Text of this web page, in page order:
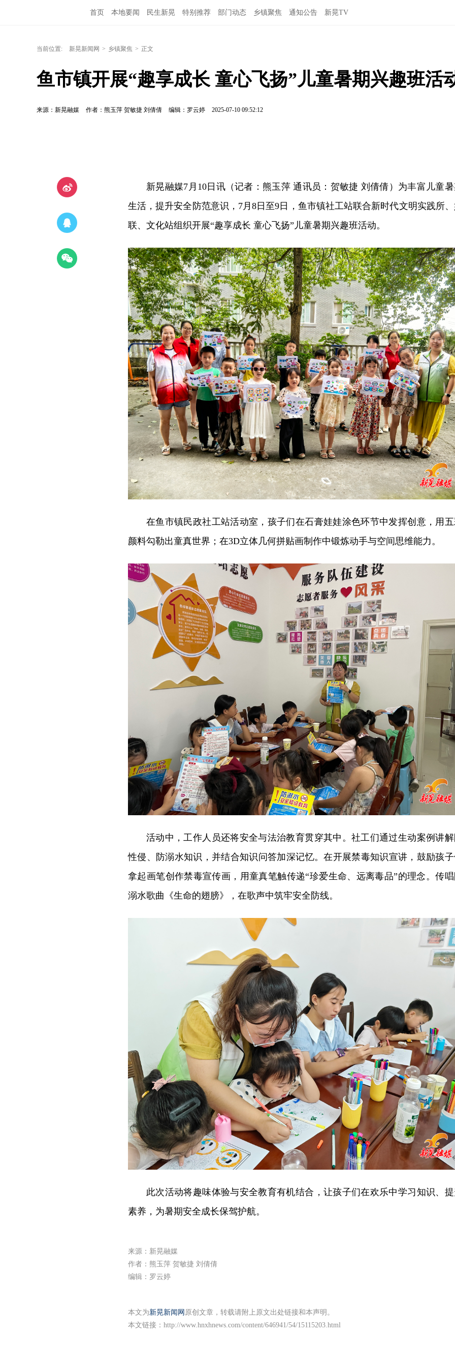
首页 本地要闻 民生新晃 特别推荐 部门动态 乡镇聚焦 通知公告 新晃TV
当前位置: 新晃新闻网 > 乡镇聚焦 > 正文
鱼市镇开展“趣享成长 童心飞扬”儿童暑期兴趣班活
来源：新晃融媒 作者：熊玉萍 贺敏捷 刘倩倩 编辑：罗云婷 2025-07-10 09:52:12
新晃融媒7月10日讯（记者：熊玉萍 通讯员：贺敏捷 刘倩倩）为丰富儿童
生活，提升安全防范意识，7月8日至9日，鱼市镇社工站联合新时代文明实践所
联、文化站组织开展“趣享成长 童心飞扬”儿童暑期兴趣班活动。
在鱼市镇民政社工站活动室，孩子们在石膏娃娃涂色环节中发挥创意，用
颜料勾勒出童真世界；在3D立体几何拼贴画制作中锻炼动手与空间思维能力。
活动中，工作人员还将安全与法治教育贯穿其中。社工们通过生动案例讲
性侵、防溺水知识，并结合知识问答加深记忆。在开展禁毒知识宣讲，鼓励孩
拿起画笔创作禁毒宣传画，用童真笔触传递“珍爱生命、远离毒品”的理念。传
溺水歌曲《生命的翅膀》，在歌声中筑牢安全防线。
此次活动将趣味体验与安全教育有机结合，让孩子们在欢乐中学习知识、
素养，为暑期安全成长保驾护航。
来源：新晃融媒
作者：熊玉萍 贺敏捷 刘倩倩
编辑：罗云婷
本文为新晃新闻网 原创文章，转载请附上原文出处链接和本声明。
本文链接： http://www.hnxhnews.com/content/646941/54/15115203.html